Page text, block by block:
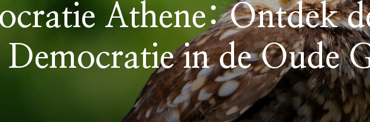
Athene: Ontdek
Democratie in de Oude